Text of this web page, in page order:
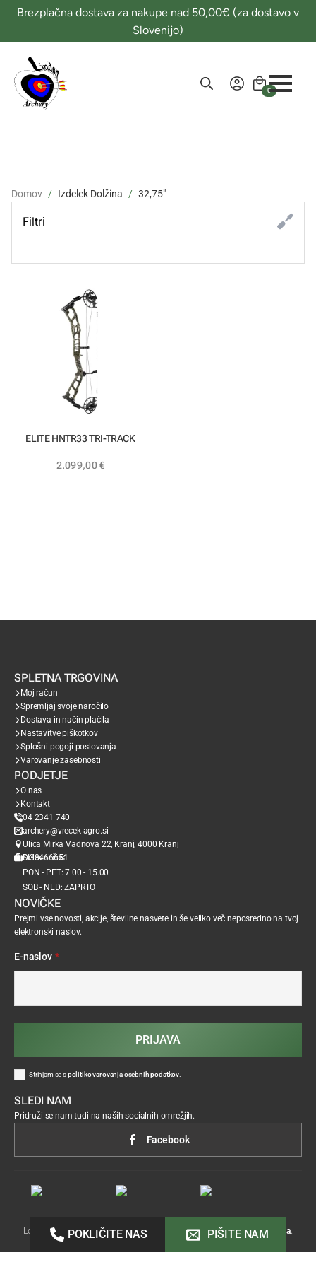
Brezplačna dostava za nakupe nad 50,00€ (za dostavo v
Slovenijo)
0
Domov Izdelek Dolžina 32,75"
Filtri
2.099,00€
ELITE HNTR33 TRI-TRACK
POKLIČITE NAS PIŠITE NAM
SPLETNA TRGOVINA
Moj račun
Spremljaj svoje naročilo
Dostava in način plačila
Nastavitve piškotkov
Splošni pogoji poslovanja
Varovanje zasebnosti
PODJETJE
O nas
Kontakt
04 2341 740
archery@vrecek-agro.si
Ulica Mirka Vadnova 22, Kranj, 4000 Kranj
SI38466651
Delovni čas
PON - PET: 7.00 - 15.00
SOB - NED: ZAPRTO
NOVIČKE
Prejmi vse novosti, akcije, številne nasvete in še veliko več neposredno na tvoj
elektronski naslov.
E-naslov *
Strinjam se spolitiko varovanja osebnih podatkov
PRIJAVA
SLEDI NAM
Pridruži se nam tudi na naših socialnih omrežjih.
Facebook
Lokostrelstvo ©2026 Vse pravice pridržane. Izdelava:Acenta.